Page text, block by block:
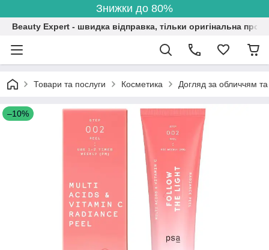
Знижки до 80%
Beauty Expert - швидка відправка, тільки оригінальна
Товари та послуги Косметика Догляд за обличчям
–10%